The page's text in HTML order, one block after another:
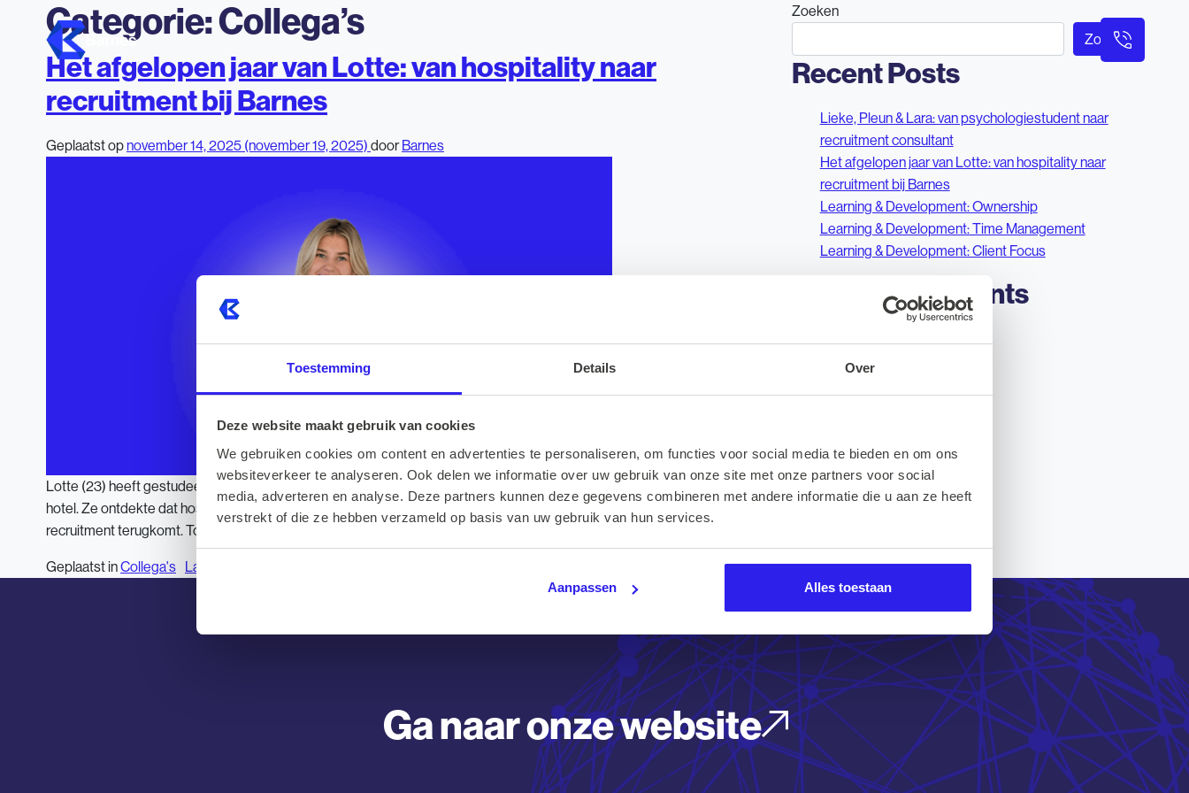
Toestemming Details Over
Deze website maakt gebruik van cookies
We gebruiken cookies om content en advertenties te personaliseren, om functies voor social media te bieden en om ons
websiteverkeer te analyseren. Ook delen we informatie over uw gebruik van onze site met onze partners voor social
media, adverteren en analyse. Deze partners kunnen deze gegevens combineren met andere informatie die u aan ze heeft
verstrekt of die ze hebben verzameld op basis van uw gebruik van hun services.
Aanpassen Alles toestaan
Categorie:Collega’s
Het afgelopen jaar van Lotte: van hospitality naar
recruitment bij Barnes
Geplaatst opnovember 14, 2025 (november 19, 2025) door Barnes
Lotte (23) heeft gestudeerd aan de Hoge Hotelschool in Leeuwarden, werkervaring in de horeca en stage gelopen in een
hotel. Ze ontdekte dat hospitality veel breder is dan alleen hotels en horeca en dat het ook in vormen van sales of
recruitment terugkomt. Toen Maya contact opnam, vielen de puzzelstukjes in elkaar. Ze waardeert het
Geplaatst inCollega's Laat een reactie achter op Het afgelopen jaar van Lotte: van hospitality naar recruitment bij Barnes
Zoeken
Zoeken
Recent Posts
Lieke, Pleun & Lara: van psychologiestudent naar
recruitment consultant
Het afgelopen jaar van Lotte: van hospitality naar
recruitment bij Barnes
Learning & Development: Ownership
Learning & Development: Time Management
Learning & Development: Client Focus
Recent Comments
Ga naar onze website